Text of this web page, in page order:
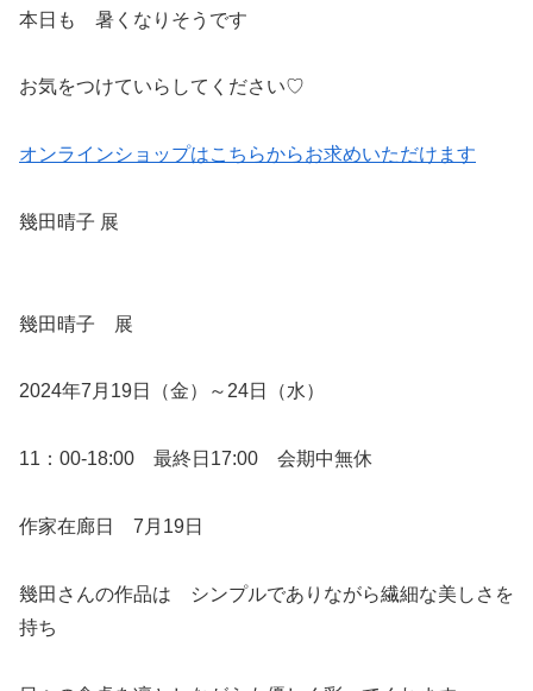
本日も 暑くなりそうです
お気をつけていらしてください♡
オンラインショップはこちらからお求めいただけます
幾田晴子 展
幾田晴子 展
2024年7月19日（金）～24日（水）
11：00-18:00 最終日17:00 会期中無休
作家在廊日 7月19日
幾田さんの作品は シンプルでありながら繊細な美しさを
持ち